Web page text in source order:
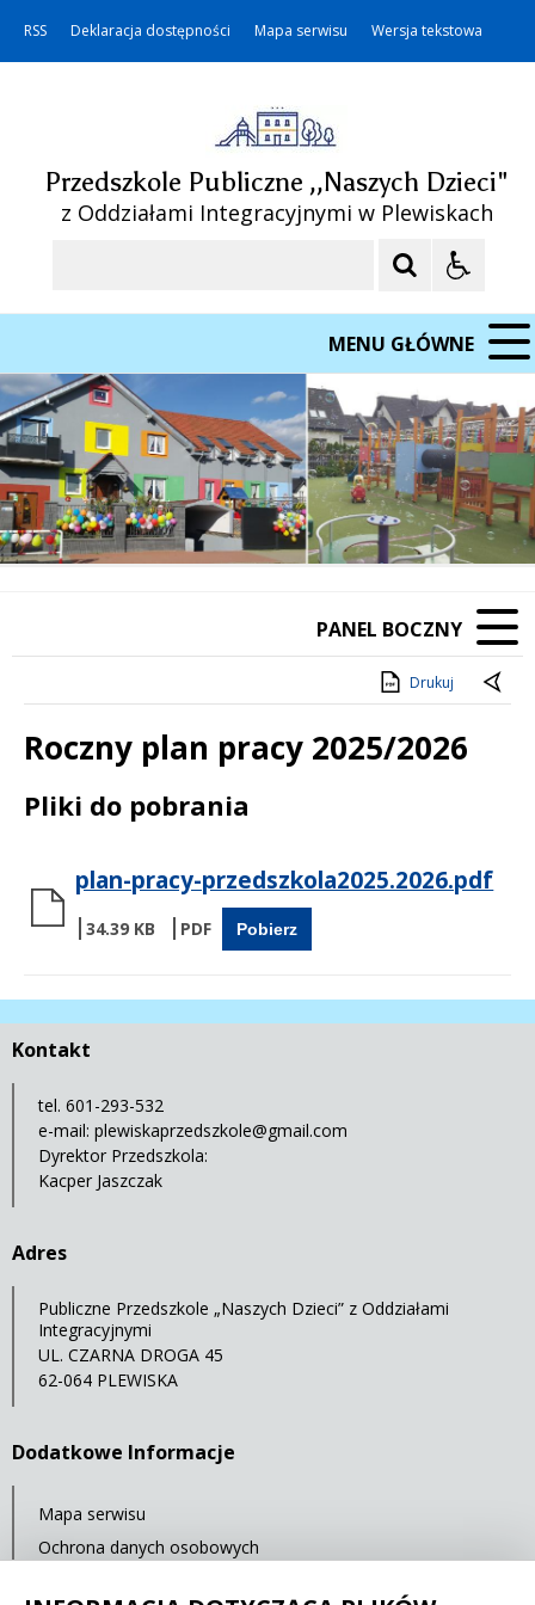
RSS Deklaracja dostępności Mapa serwisu Wersja tekstowa
Przedszkole Publiczne ,,Naszych Dzieci"
z Oddziałami Integracyjnymi w Plewiskach
MENU GŁÓWNE
PANEL BOCZNY
Drukuj
Roczny plan pracy 2025/2026
Treść
Pliki do pobrania
plan-pracy-przedszkola2025.2026.pdf
34.39 KB Pobierz
Kontakt
tel. 601-293-532
e-mail: plewiskaprzedszkole@gmail.com
Dyrektor Przedszkola:
Kacper Jaszczak
Adres
Publiczne Przedszkole „Naszych Dzieci” z Oddziałami
Integracyjnymi
UL. CZARNA DROGA 45
62-064 PLEWISKA
Dodatkowe Informacje
Mapa serwisu
Ochrona danych osobowych